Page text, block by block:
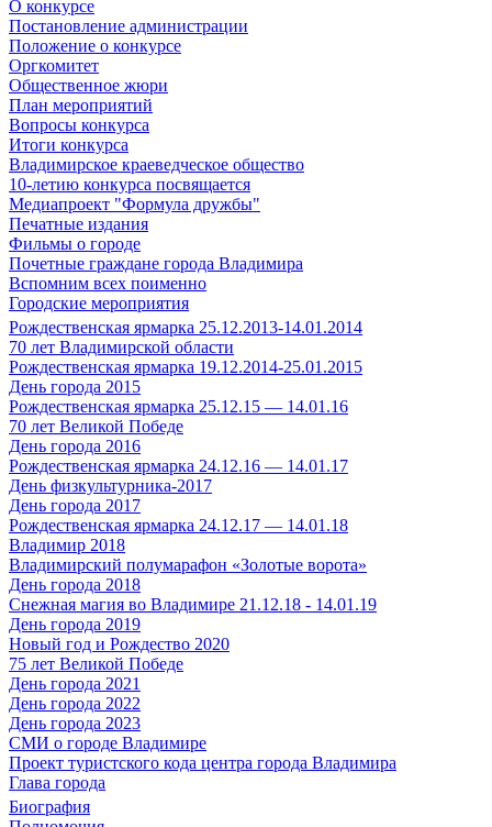
О конкурсе
Постановление администрации
Положение о конкурсе
Оргкомитет
Общественное жюри
План мероприятий
Вопросы конкурса
Итоги конкурса
Владимирское краеведческое общество
10-летию конкурса посвящается
Медиапроект "Формула дружбы"
Печатные издания
Фильмы о городе
Почетные граждане города Владимира
Вспомним всех поименно
Городские мероприятия
Рождественская ярмарка 25.12.2013-14.01.2014
70 лет Владимирской области
Рождественская ярмарка 19.12.2014-25.01.2015
День города 2015
Рождественская ярмарка 25.12.15 — 14.01.16
70 лет Великой Победе
День города 2016
Рождественская ярмарка 24.12.16 — 14.01.17
День физкультурника-2017
День города 2017
Рождественская ярмарка 24.12.17 — 14.01.18
Владимир 2018
Владимирский полумарафон «Золотые ворота»
День города 2018
Снежная магия во Владимире 21.12.18 - 14.01.19
День города 2019
Новый год и Рождество 2020
75 лет Великой Победе
День города 2021
День города 2022
День города 2023
СМИ о городе Владимире
Проект туристского кода центра города Владимира
Глава города
Биография